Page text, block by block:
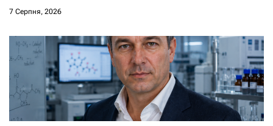
7 Серпня, 2026